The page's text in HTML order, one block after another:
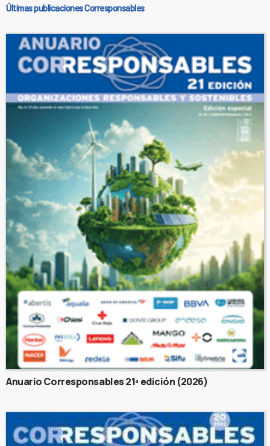
Últimas publicaciones Corresponsables
Anuario Corresponsables 21ª edición (2026)